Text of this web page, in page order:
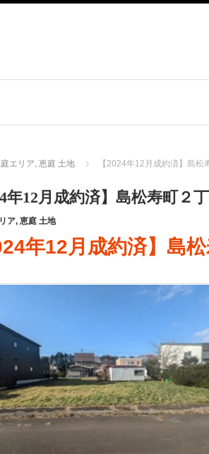
エリア, 恵庭 土地 【2024年12月成約済】島
年12月成約済】島松寿町
ア, 恵庭 土地
年12月成約済】島